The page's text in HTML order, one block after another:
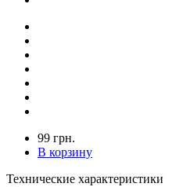
99 грн.
В корзину
Технические характеристики